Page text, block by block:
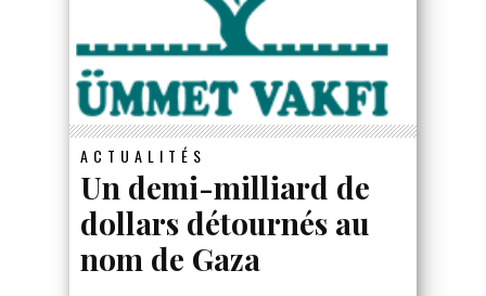
ACTUALITÉS
Un demi-milliard de
dollars détournés au
nom de Gaza